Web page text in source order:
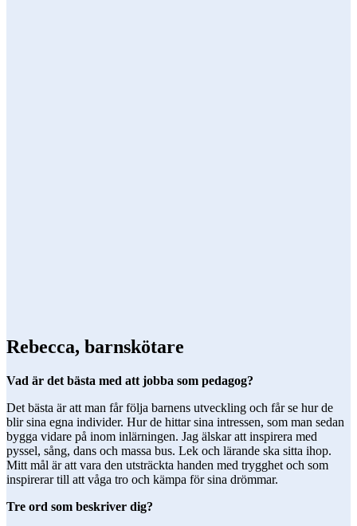
Rebecca, barnskötare
Vad är det bästa med att jobba som pedagog?
Det bästa är att man får följa barnens utveckling och får se hur de
blir sina egna individer. Hur de hittar sina intressen, som man sedan
bygga vidare på inom inlärningen. Jag älskar att inspirera med
pyssel, sång, dans och massa bus. Lek och lärande ska sitta ihop.
Mitt mål är att vara den utsträckta handen med trygghet och som
inspirerar till att våga tro och kämpa för sina drömmar.
Tre ord som beskriver dig?